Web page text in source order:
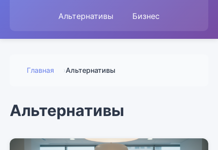
Альтернативы Бизнес
Главная ›Альтернативы
Альтернативы